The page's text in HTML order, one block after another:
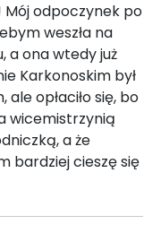
Mój odpoczynek po
weszła na
a ona wtedy już
Karkonoskim był
opłaciło się, bo
wicemistrzynią
a że
bardziej cieszę się